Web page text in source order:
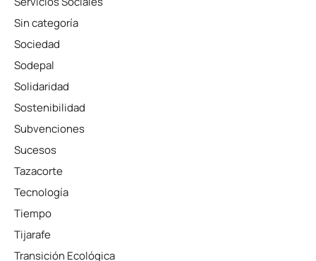
Sin categoría
Sociedad
Sodepal
Solidaridad
Sostenibilidad
Subvenciones
Sucesos
Tazacorte
Tecnología
Tiempo
Tijarafe
Transición Ecológica